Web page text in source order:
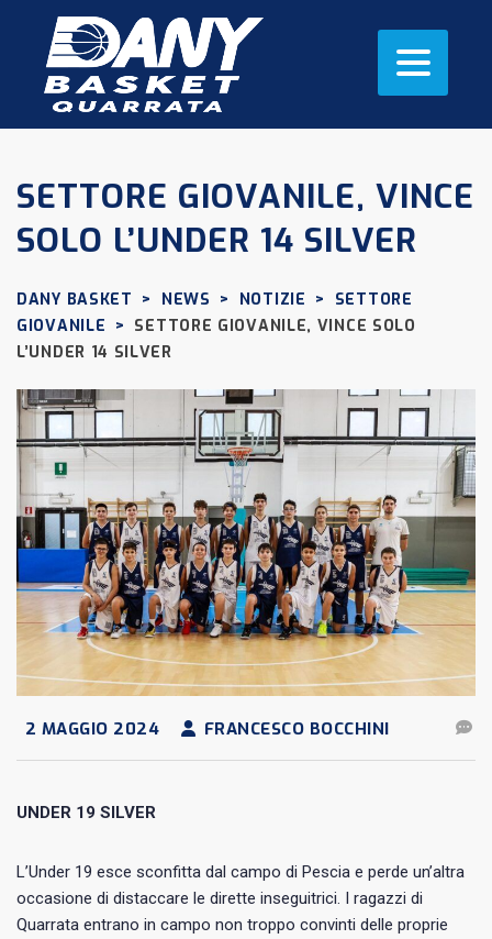
SETTORE GIOVANILE, VINCE
SOLO L’UNDER 14 SILVER
DANY BASKET > NEWS > NOTIZIE >
SETTORE
GIOVANILE > SETTORE GIOVANILE, VINCE SOLO
L’UNDER 14 SILVER
2 MAGGIO 2024 FRANCESCO BOCCHINI
UNDER 19 SILVER
L’Under 19 esce sconfitta dal campo di Pescia e perde un’altra
occasione di distaccare le dirette inseguitrici. I ragazzi di
Quarrata entrano in campo non troppo convinti delle proprie